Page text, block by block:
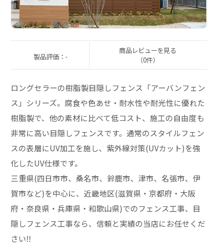
製品評価：-
商品レビューを見る
（0件）
ロングセラーの樹脂製目隠しフェンス「アーバンフェン
ス」シリーズ。腐食や色あせ・耐水性や耐光性に優れた
樹脂製で、他の素材に比べて低コスト、施工の自由度も
非常に高い目隠しフェンスです。通常のスタイルフェン
スの表層にUV加工を施し、紫外線対策(UVカット)を強
化したUV仕様です。
三重県(四日市市、桑名市、鈴鹿市、津市、名張市、伊
賀市など)を中心に、近畿地区(滋賀県・京都府・大阪
府・奈良県・兵庫県・和歌山県)でのフェンス工事、目
隠しフェンス工事なら、信頼と実績の当店にお任せくだ
さい!!